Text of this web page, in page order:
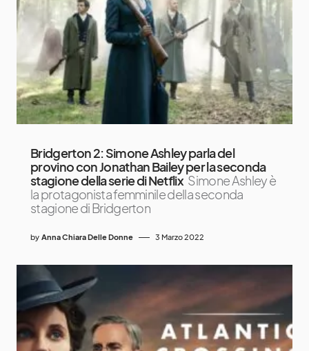
Bridgerton 2: Simone Ashley parla del
provino con Jonathan Bailey per la seconda
stagione della serie di Netflix Simone Ashley è
la protagonista femminile della seconda
stagione di Bridgerton
by Anna Chiara Delle Donne 3 Marzo 2022